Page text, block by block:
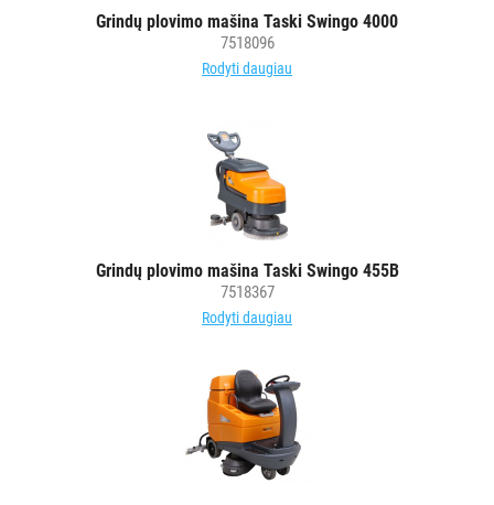
Grindų plovimo mašina Taski Swingo 4000
7518096
Rodyti daugiau
Grindų plovimo mašina Taski Swingo 455B
7518367
Rodyti daugiau